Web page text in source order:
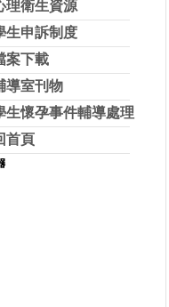
理衛生資源
生申訴制度
案下載
導室刊物
生懷孕事件輔導處理
首頁